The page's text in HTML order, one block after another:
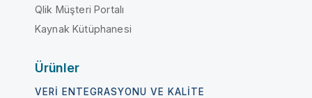
Qlik Müşteri Portalı
Kaynak Kütüphanesi
Ürünler
VERI ENTEGRASYONU VE KALITE